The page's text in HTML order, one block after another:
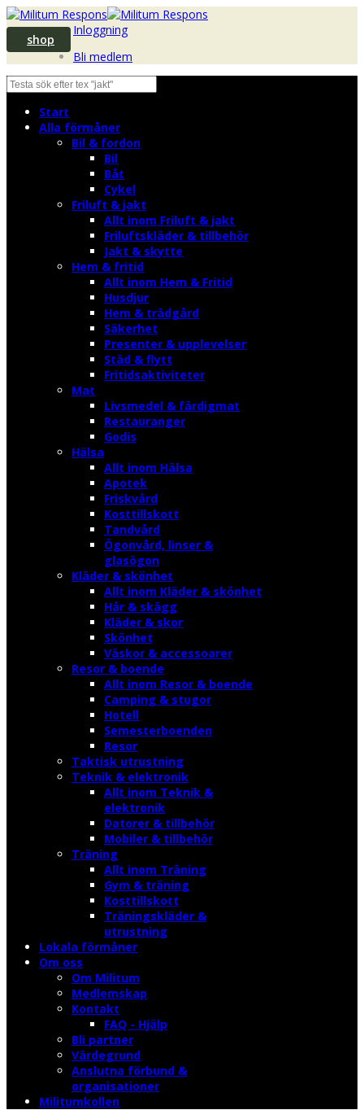
shop
Inloggning
Bli medlem
Start
Alla förmåner
Bil & fordon
Bil
Båt
Cykel
Friluft & jakt
Allt inom Friluft & jakt
Friluftskläder & tillbehör
Jakt & skytte
Hem & fritid
Allt inom Hem & Fritid
Husdjur
Hem & trädgård
Säkerhet
Presenter & upplevelser
Städ & flytt
Fritidsaktiviteter
Mat
Livsmedel & färdigmat
Restauranger
Godis
Hälsa
Allt inom Hälsa
Apotek
Friskvård
Kosttillskott
Tandvård
Ögonvård, linser &
glasögon
Kläder & skönhet
Allt inom Kläder & skönhet
Hår & skägg
Kläder & skor
Skönhet
Väskor & accessoarer
Resor & boende
Allt inom Resor & boende
Camping & stugor
Hotell
Semesterboenden
Resor
Taktisk utrustning
Teknik & elektronik
Allt inom Teknik &
elektronik
Datorer & tillbehör
Mobiler & tillbehör
Träning
Allt inom Träning
Gym & träning
Kosttillskott
Träningskläder &
utrustning
Lokala förmåner
Om oss
Om Militum
Medlemskap
Kontakt
FAQ - Hjälp
Bli partner
Värdegrund
Anslutna förbund &
organisationer
Militumkollen